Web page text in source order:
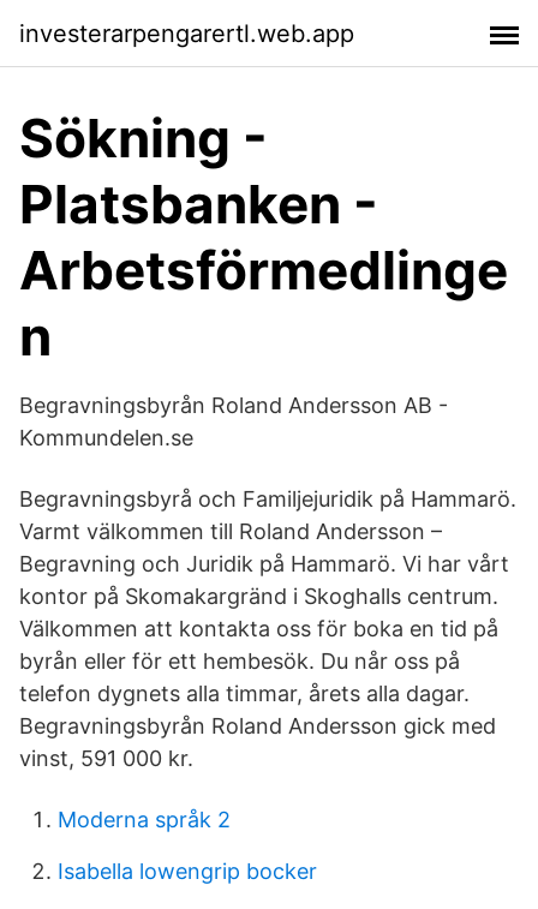
investerarpengarertl.web.app
Sökning -
Platsbanken -
Arbetsförmedlinge
n
Begravningsbyrån Roland Andersson AB -
Kommundelen.se
Begravningsbyrå och Familjejuridik på Hammarö.
Varmt välkommen till Roland Andersson –
Begravning och Juridik på Hammarö. Vi har vårt
kontor på Skomakargränd i Skoghalls centrum.
Välkommen att kontakta oss för boka en tid på
byrån eller för ett hembesök. Du når oss på
telefon dygnets alla timmar, årets alla dagar.
Begravningsbyrån Roland Andersson gick med
vinst, 591 000 kr.
Moderna språk 2
Isabella lowengrip bocker